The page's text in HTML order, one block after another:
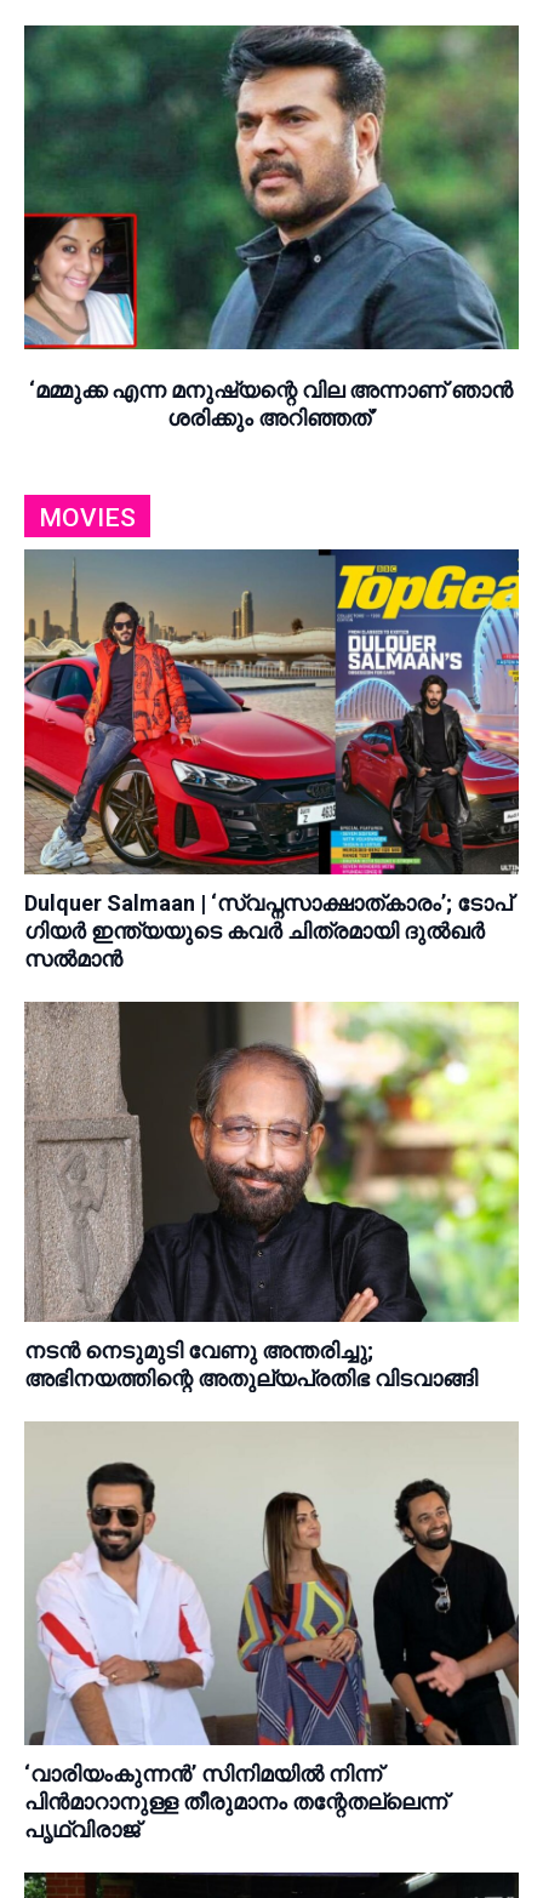
‘മമ്മുക്ക എന്ന മനുഷ്യന്റെ വില അന്നാണ് ഞാൻ
ശരിക്കും അറിഞ്ഞത്’
MOVIES
Dulquer Salmaan | ‘സ്വപ്നസാക്ഷാത്കാരം’; ടോപ്
ഗിയർ ഇന്ത്യയുടെ കവർ ചിത്രമായി ദുൽഖർ
സൽമാൻ
നടൻ നെടുമുടി വേണു അന്തരിച്ചു;
അഭിനയത്തിന്റെ അതുല്യപ്രതിഭ വിടവാങ്ങി
‘വാരിയംകുന്നൻ’ സിനിമയിൽ നിന്ന്
പിൻമാറാനുള്ള തീരുമാനം തന്റേതല്ലെന്ന്
പൃഥ്വിരാജ്